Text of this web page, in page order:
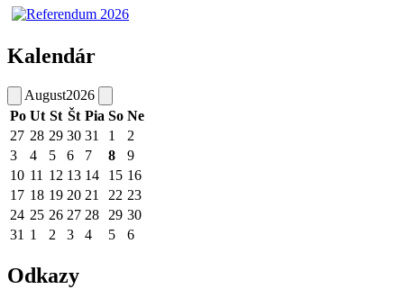
Kalendár
August2026
Po Ut St Št Pia So Ne
27 28 29 30 31 1
2
3
4 5 6 7 8
9
10 11 12 13 14 15 16
17 18 19 20 21 22 23
24 25 26 27 28 29 30
31 1 2 3 4 5 6
Odkazy